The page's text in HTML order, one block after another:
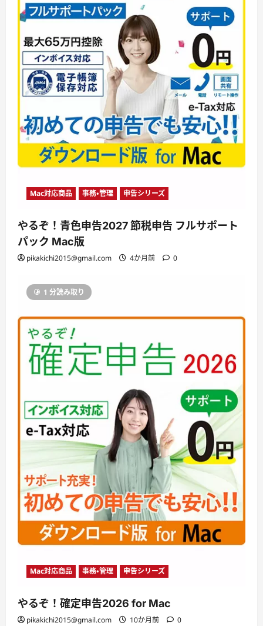
Mac対応商品 事務・管理 申告シリーズ
やるぞ！青色申告2027 節税申告 フルサポート
パック Mac版
pikakichi2015@gmail.com 4か月前 0
1 分読み取り
Mac対応商品 事務・管理 申告シリーズ
やるぞ！確定申告2026 for Mac
pikakichi2015@gmail.com 10か月前 0